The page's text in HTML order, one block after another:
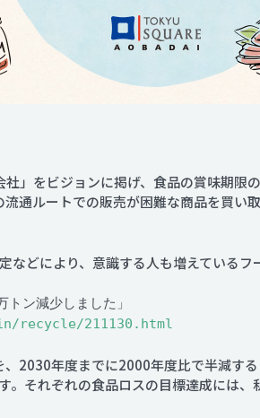
」をビジョンに掲げ、食品の賞味期限
通ルートでの販売が困難な商品を買い
などにより、意識する人も増えている
ン減少しました」
recycle/211130.html
2030年度までに2000年度比で半減す
それぞれの食品ロスの目標達成には